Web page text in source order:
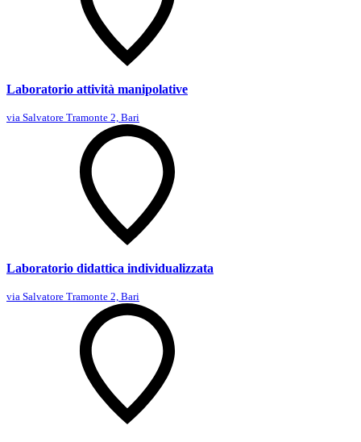
Laboratorio attività manipolative
via Salvatore Tramonte 2, Bari
Laboratorio didattica individualizzata
via Salvatore Tramonte 2, Bari